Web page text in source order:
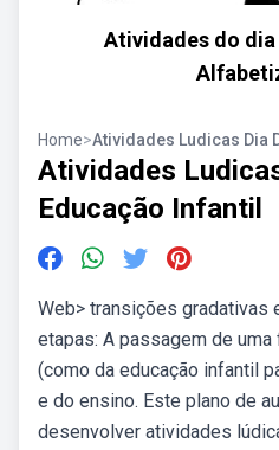
Atividades do
Home>Atividades Ludicas Dia
Atividades
Educação Infantil
Web> transições gradativas
etapas: A passagem de
(como da educação infantil
e do ensino. Este plano de
desenvolver atividades